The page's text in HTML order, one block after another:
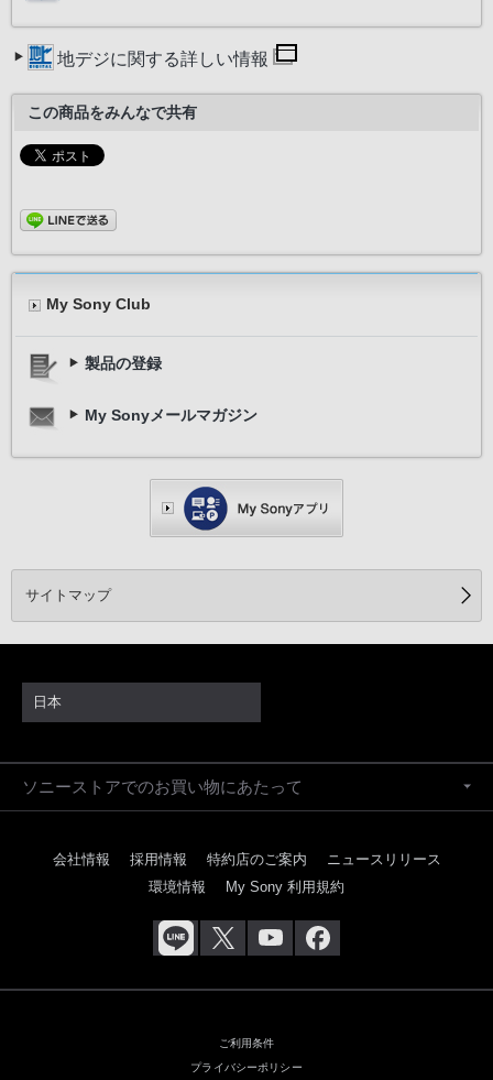
地デジに関する詳しい情報
この商品をみんなで共有
My Sony Club
製品の登録
My Sonyメールマガジン
サイトマップ
日本
ソニーストアでのお買い物にあたって
会社情報 採用情報 特約店のご案内
ニュースリリース
環境情報
My Sony 利用規約
ご利用条件
プライバシーポリシー